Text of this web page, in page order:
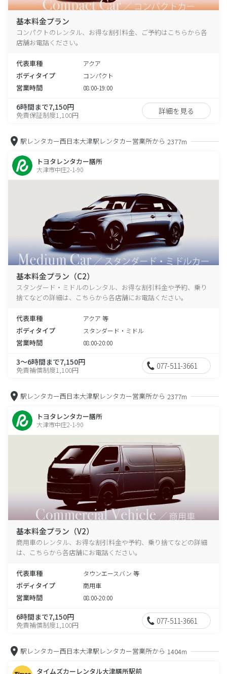
基本料金プラン
コンパクトのレンタル、お得な割引料金、ご予約はこちらから各
店舗お電話ください。
代表車種 アクア
ボディタイプ コンパクト
営業時間 08:00-19:00
6時間まで7,150円
免責保証制度1,100円 詳細を見る
駅レンタカー西日本大津駅レンタカー営業所から 2377m
トヨタレンタカー膳所
大津市中庄2-1-90
基本料金プラン（C2）
スタンダード・ミドルのレンタル、お得な割引料金や予約、乗り
捨てなどの詳細は、こちらから各店舗にお電話ください。
代表車種 アクア 等
ボディタイプ スタンダード・ミドル
営業時間 08:00-20:00
3～6時間まで7,150円
免責補償制度1,100円 077-511-3661
駅レンタカー西日本大津駅レンタカー営業所から 2377m
トヨタレンタカー膳所
大津市中庄2-1-90
基本料金プラン（V2）
商用車のレンタル、お得な割引料金や予約、乗り捨てなどの詳細
は、こちらから各店舗にお電話ください。
代表車種 タウンエースバン 等
ボディタイプ 商用車
営業時間 08:00-20:00
6時間まで7,150円
免責補償制度1,100円 077-511-3661
駅レンタカー西日本大津駅レンタカー営業所から 1404m
タイムズカーレンタル大津膳所駅前